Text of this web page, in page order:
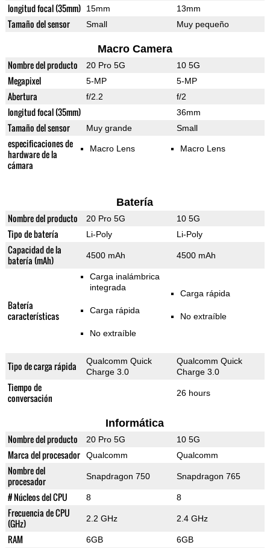
longitud focal (35mm) 15mm 13mm
Tamaño del sensor Small Muy pequeño
Macro Camera
Nombre del producto 20 Pro 5G 10 5G
Megapixel 5-MP 5-MP
Abertura f/2.2 f/2
longitud focal (35mm) 36mm
Tamaño del sensor Muy grande Small
especificaciones de
hardware de la
cámara
Macro Lens Macro Lens
Batería
Nombre del producto 20 Pro 5G 10 5G
Tipo de batería Li-Poly Li-Poly
Capacidad de la
batería (mAh)
4500 mAh 4500 mAh
Batería
características
Carga inalámbrica
integrada
Carga rápida
No extraíble
Carga rápida
No extraíble
Tipo de carga rápida
Qualcomm Quick
Charge 3.0
Qualcomm Quick
Charge 3.0
Tiempo de
conversación
26 hours
Informática
Nombre del producto 20 Pro 5G 10 5G
Marca del procesador Qualcomm Qualcomm
Nombre del
procesador
Snapdragon 750 Snapdragon 765
# Núcleos del CPU 8 8
Frecuencia de CPU
(GHz)
2.2 GHz 2.4 GHz
RAM 6GB 6GB